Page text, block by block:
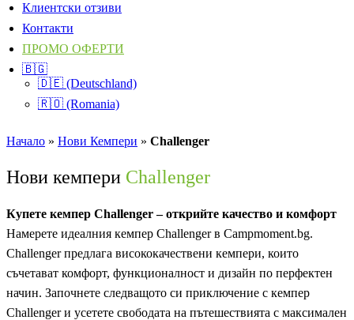
Клиентски отзиви
Контакти
ПРОМО ОФЕРТИ
🇧🇬
🇩🇪 (Deutschland)
🇷🇴 (Romania)
Начало » Нови Кемпери » Challenger
Нови кемпери Challenger
Купете кемпер Challenger – открийте качество и комфорт
Намерете идеалния кемпер Challenger в Campmoment.bg.
Challenger предлага висококачествени кемпери, които
съчетават комфорт, функционалност и дизайн по перфектен
начин. Започнете следващото си приключение с кемпер
Challenger и усетете свободата на пътешествията с максимален